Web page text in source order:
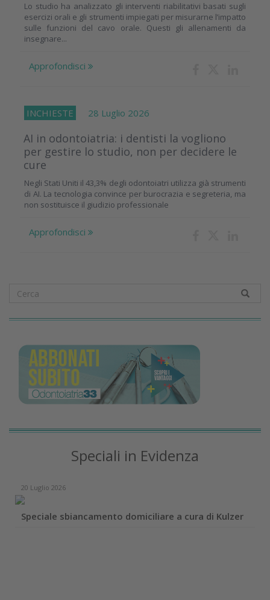
Lo studio ha analizzato gli interventi riabilitativi basati sugli
esercizi orali e gli strumenti impiegati per misurarne l’impatto
sulle funzioni del cavo orale. Questi gli allenamenti da
insegnare...
Approfondisci
INCHIESTE 28 Luglio 2026
AI in odontoiatria: i dentisti la vogliono
per gestire lo studio, non per decidere le
cure
Negli Stati Uniti il 43,3% degli odontoiatri utilizza già strumenti
di AI. La tecnologia convince per burocrazia e segreteria, ma
non sostituisce il giudizio professionale
Approfondisci
Speciali in Evidenza
20 Luglio 2026
Speciale sbiancamento domiciliare a cura di Kulzer